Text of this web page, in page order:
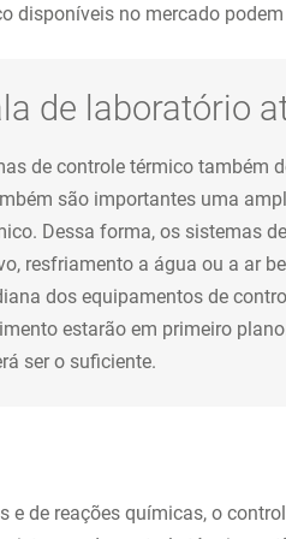
disponíveis no mercado
de laboratório
de controle térmico também
são importantes uma
Dessa forma, os sistemas
resfriamento a água ou a ar
dos equipamentos de
estarão em primeiro
ser o suficiente.
e de reações químicas, o